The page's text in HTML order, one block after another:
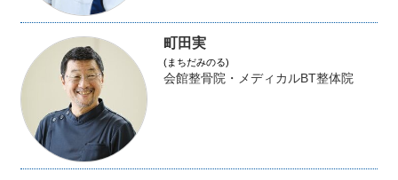
町田実
(まちだみのる)
会館整骨院・メディカルBT整体院